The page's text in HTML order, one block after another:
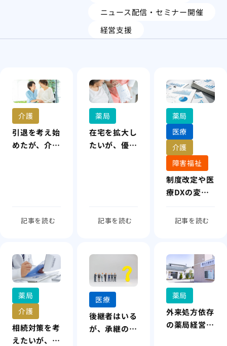
ニュース配信・セミナー開催
経営支援
介護
引退を考え始
めたが、介護
記事を読む
薬局
在宅を拡大し
たいが、優先
記事を読む
薬局
医療
介護
障害福祉
制度改定や医
療DXの変化
が追いつかな
記事を読む
薬局
介護
相続対策を考
えたいが、経
医療
後継者はいる
が、承継の道
薬局
外来処方依存
の薬局経営か